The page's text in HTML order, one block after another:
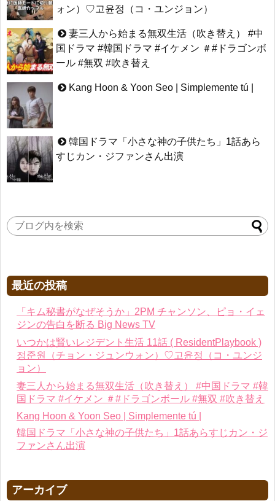
ォン）♡고윤정（コ・ユンジョン）
妻三人から始まる無双生活（吹き替え） #中
国ドラマ #韓国ドラマ #イケメン ＃#ドラゴンボ
ール #無双 #吹き替え
Kang Hoon & Yoon Seo | Simplemente tú |
韓国ドラマ「小さな神の子供たち」1話あら
すじカン・ジファンさん出演
最近の投稿
「キム秘書がなぜそうか」2PM チャンソン、ピョ・イェ
ジンの告白を断る Big News TV
いつかは賢いレジデント生活 11話 ( ResidentPlaybook )
정준원（チョン・ジュンウォン）♡고윤정（コ・ユンジ
ョン）
妻三人から始まる無双生活（吹き替え） #中国ドラマ #韓
国ドラマ #イケメン ＃#ドラゴンボール #無双 #吹き替え
Kang Hoon & Yoon Seo | Simplemente tú |
韓国ドラマ「小さな神の子供たち」1話あらすじカン・ジ
ファンさん出演
アーカイブ